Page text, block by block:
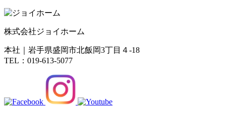
株式会社ジョイホーム
本社｜岩手県盛岡市北飯岡3丁目４-18
TEL：019-613-5077